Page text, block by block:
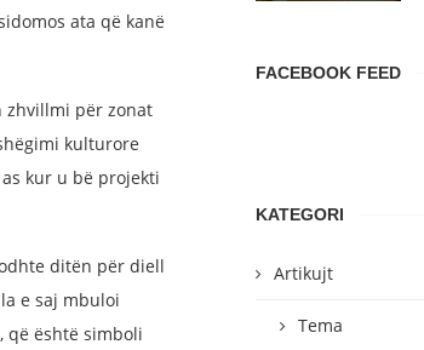
ata që kanë
zhvillmi për zonat
kulturore
kur u bë projekti
ditën për diell
e saj mbuloi
që është simboli
FACEBOOK FEED
KATEGORI
Artikujt
Tema